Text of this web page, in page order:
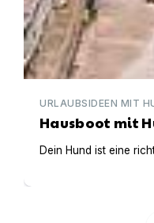
URLAUBSIDEEN MIT
Hausboot mit
Dein Hund ist eine